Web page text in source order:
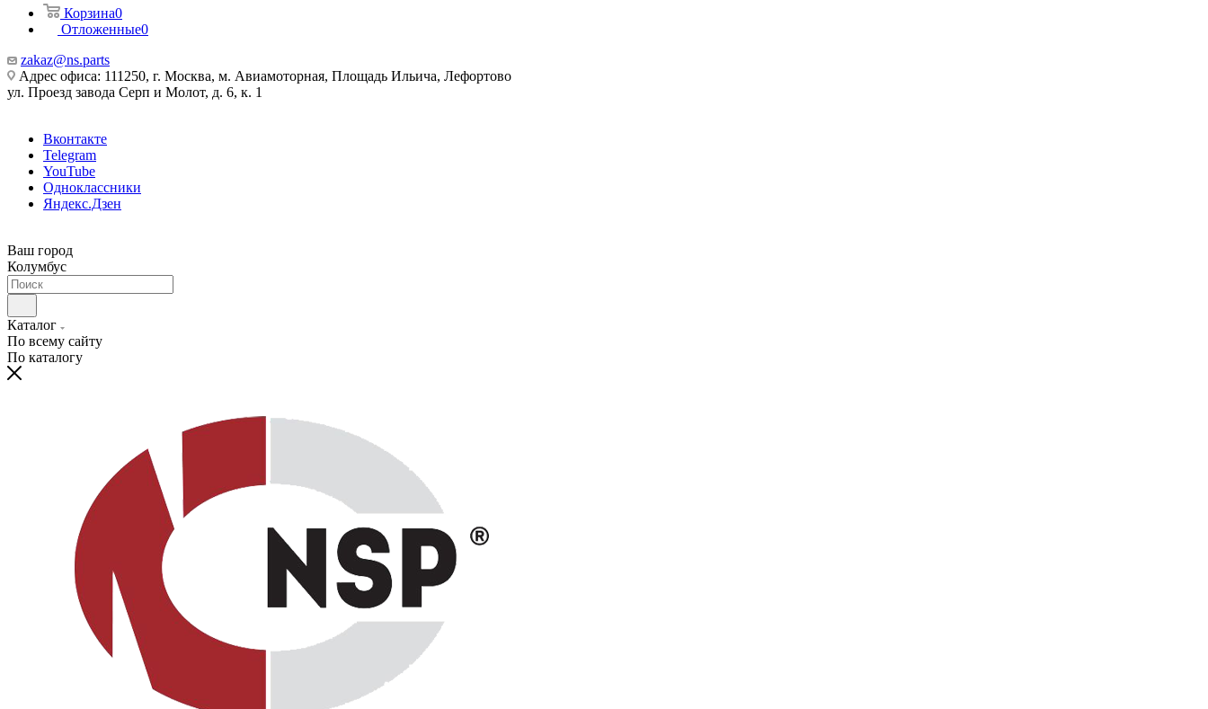
Корзина0
Отложенные0
zakaz@ns.parts
Адрес офиса: 111250, г. Москва, м. Авиамоторная, Площадь Ильича, Лефортово
ул. Проезд завода Серп и Молот, д. 6, к. 1
Вконтакте
Telegram
YouTube
Одноклассники
Яндекс.Дзен
Ваш город
Колумбус
Каталог
По всему сайту
По каталогу